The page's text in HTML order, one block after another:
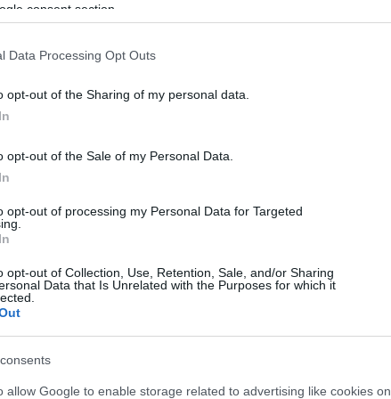
consent section.
Data Processing Opt Outs
opt-out of the Sharing of my personal data.
opt-out of the Sale of my Personal Data.
opt-out of processing my Personal Data for Targeted
opt-out of Collection, Use, Retention, Sale, and/or Sharing
Data that Is Unrelated with the Purposes for which it
allow Google to enable storage related to advertising like cookies on
recomendaciones de compra para las
ofensivas del Celta.
Al igual que su
vuelta fantástica, demostrando estar con la
como el acompañante de un Iago Aspas que ya
liga, 11 de ellos en la segunda vuelta del
un precio ligeramente superior a los
alternativa para sustituir a Iago Aspas, que
parece estar llegando a su pico de forma, por lo
para la delantera de nuestros equipos